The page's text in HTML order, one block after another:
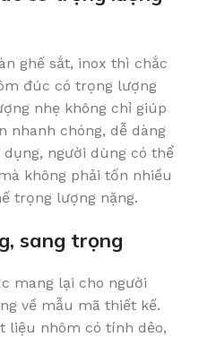
ghế sắt, inox thì chắc
đúc có trọng lượng
nhẹ không chỉ giúp
nhanh chóng, dễ dàng
người dùng có thể
không phải tốn nhiều
trọng lượng nặng.
sang trọng
mang lại cho người
về mẫu mã thiết kế.
liệu nhôm có tính dẻo,